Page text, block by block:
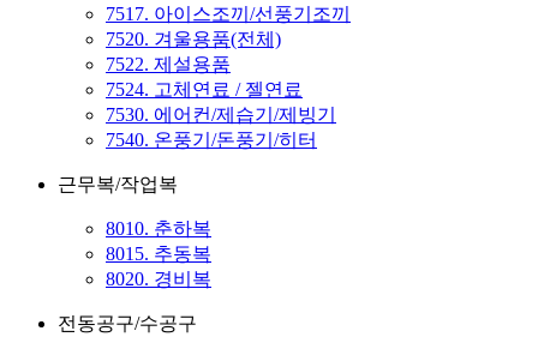
7517. 아이스조끼/선풍기조끼
7520. 겨울용품(전체)
7522. 제설용품
7524. 고체연료 / 젤연료
7530. 에어컨/제습기/제빙기
7540. 온풍기/돈풍기/히터
근무복/작업복
8010. 춘하복
8015. 추동복
8020. 경비복
전동공구/수공구